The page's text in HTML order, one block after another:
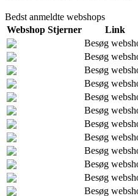
Bedst anmeldte webshops
Webshop Stjerner
Link
Besøg
Besøg
Besøg
Besøg
Besøg
Besøg
Besøg
Besøg
Besøg
Besøg
Besøg
Besøg